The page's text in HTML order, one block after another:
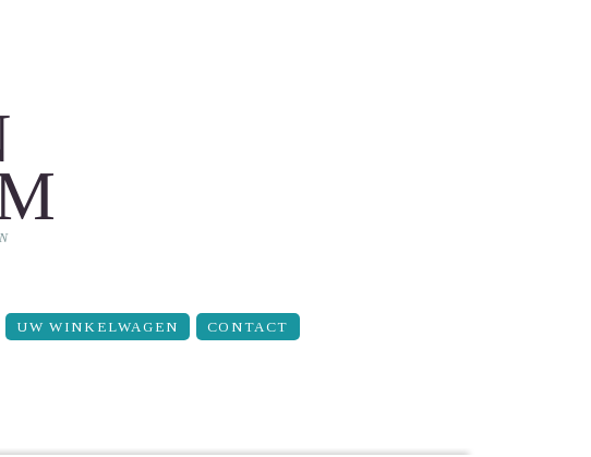
UW WINKELWAGEN CONTACT